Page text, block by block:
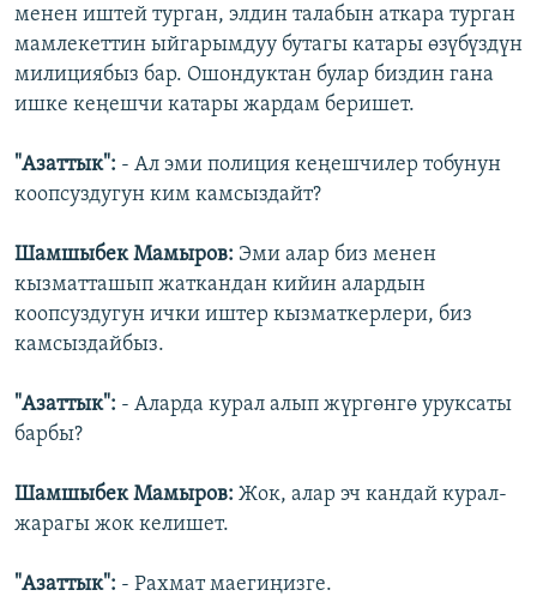
менен иштей турган, элдин талабын аткара турган
мамлекеттин ыйгарымдуу бутагы катары өзүбүздүн
милициябыз бар. Ошондуктан булар биздин гана
ишке кеңешчи катары жардам беришет.
"Азаттык": - Ал эми полиция кеңешчилер тобунун
коопсуздугун ким камсыздайт?
Шамшыбек Мамыров: Эми алар биз менен
кызматташып жаткандан кийин алардын
коопсуздугун ички иштер кызматкерлери, биз
камсыздайбыз.
"Азаттык": - Аларда курал алып жүргөнгө уруксаты
барбы?
Шамшыбек Мамыров: Жок, алар эч кандай курал-
жарагы жок келишет.
"Азаттык": - Рахмат маегиңизге.